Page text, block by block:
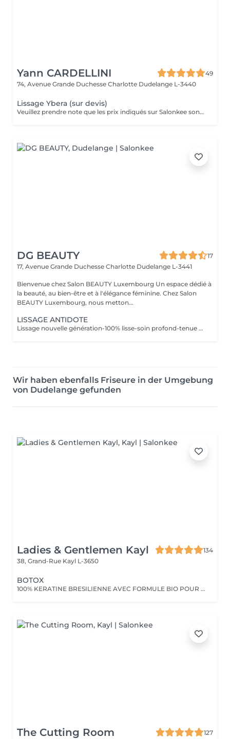
Yann CARDELLINI
49
74, Avenue Grande Duchesse Charlotte Dudelange L-3440
Lissage Ybera (sur devis)
Veuillez prendre note que les prix indiqués sur Salonkee sont communiqués à titre informatif et s'entendent de base. Ces derniers sont susceptibles de varier selon le diagnostic réalisé à votre arrivée au salon et l'expertise du professionnel à qui vous confiez votre beauté. Dans tous les cas, un devis précis vous sera proposé et toutes réalisations de prestations seront effectuées avec votre accord. Un grand merci d'avance pour votre compréhension. Au plaisir de vous recevoir très vite.
DG BEAUTY
17
17, Avenue Grande Duchesse Charlotte Dudelange L-3441
Bienvenue chez Salon BEAUTY Luxembourg Un espace dédié à
la beauté, au bien-être et à l'élégance féminine. Chez Salon
BEAUTY Luxembourg, nous metton...
LISSAGE ANTIDOTE
Lissage nouvelle génération-100% lisse-soin profond-tenue 7 mois et + -sans formaldéhyde -Convient à tous types de cheveux (même crépus) -Résultat immédiat, cheveux brillant et disciplinés
Wir haben ebenfalls Friseure in der Umgebung
von Dudelange gefunden
Ladies & Gentlemen Kayl
134
38, Grand-Rue Kayl L-3650
BOTOX
100% KERATINE BRESILIENNE AVEC FORMULE BIO POUR EFFET NOURRISANT , BRILLANT ET REDUCTEUR DE FRIZZOTIS
The Cutting Room
127